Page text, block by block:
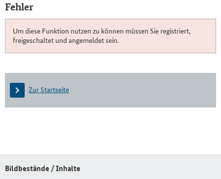
Fehler
Um diese Funktion nutzen zu können müssen Sie registriert,
freigeschaltet und angemeldet sein.
Zur Startseite
Bildbestände / Inhalte